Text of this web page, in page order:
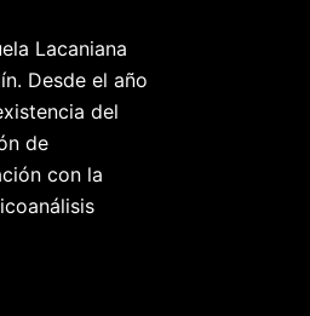
Lacaniana
Desde el año
del
de
con la